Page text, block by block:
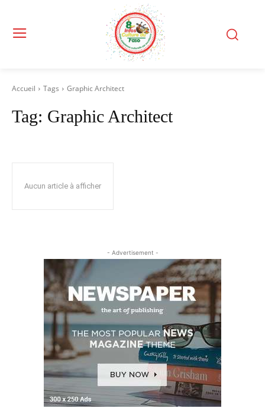
Accueil Tags Graphic Architect
Tag: Graphic Architect
Aucun article à afficher
- Advertisement -